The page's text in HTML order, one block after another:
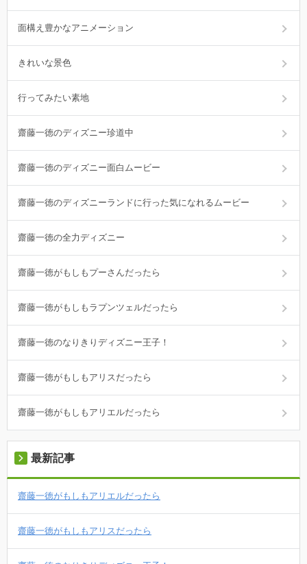
面構え豊かなアニメーション
きれいな景色
行ってみたい素地
齋藤一徳のディズニー珍道中
齋藤一徳のディズニー面白ムービー
齋藤一徳のディズニーランドに行った気になれるムービー
齋藤一徳の全力ディズニー
齋藤一徳がもしもプーさんだったら
齋藤一徳がもしもラプンツェルだったら
齋藤一徳のなりきりディズニー王子！
齋藤一徳がもしもアリスだったら
齋藤一徳がもしもアリエルだったら
最新記事
齋藤一徳がもしもアリエルだったら
齋藤一徳がもしもアリスだったら